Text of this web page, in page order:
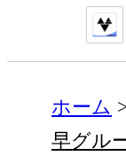
ホーム
早グル